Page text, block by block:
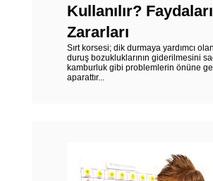
Kullanılır?
Zararları
Sırt korsesi; dik durmaya yardımcı
duruş bozukluklarının giderilmesini
kamburluk gibi problemlerin önüne
aparattır...